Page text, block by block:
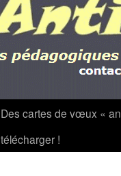
Des cartes de vœux «
télécharger !